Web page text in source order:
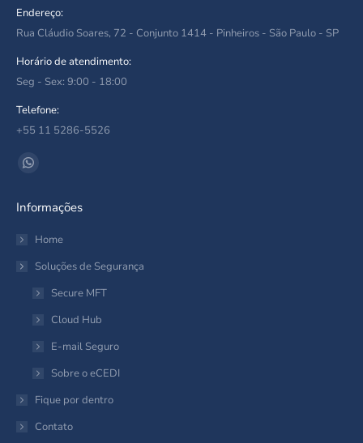
Endereço:
Rua Cláudio Soares, 72 - Conjunto 1414 - Pinheiros - São Paulo - SP
Horário de atendimento:
Seg - Sex: 9:00 - 18:00
Telefone:
+55 11 5286-5526
Encontre-nos em:
Whatsapp
opens
Informações
Home
Soluções de Segurança
Secure MFT
Cloud Hub
E-mail Seguro
Sobre o eCEDI
Fique por dentro
Contato